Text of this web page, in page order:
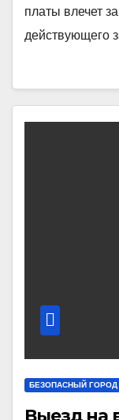
платы влечет
действующего
БЕЗОПАСНЫЙ ГОРОД
Выезд на